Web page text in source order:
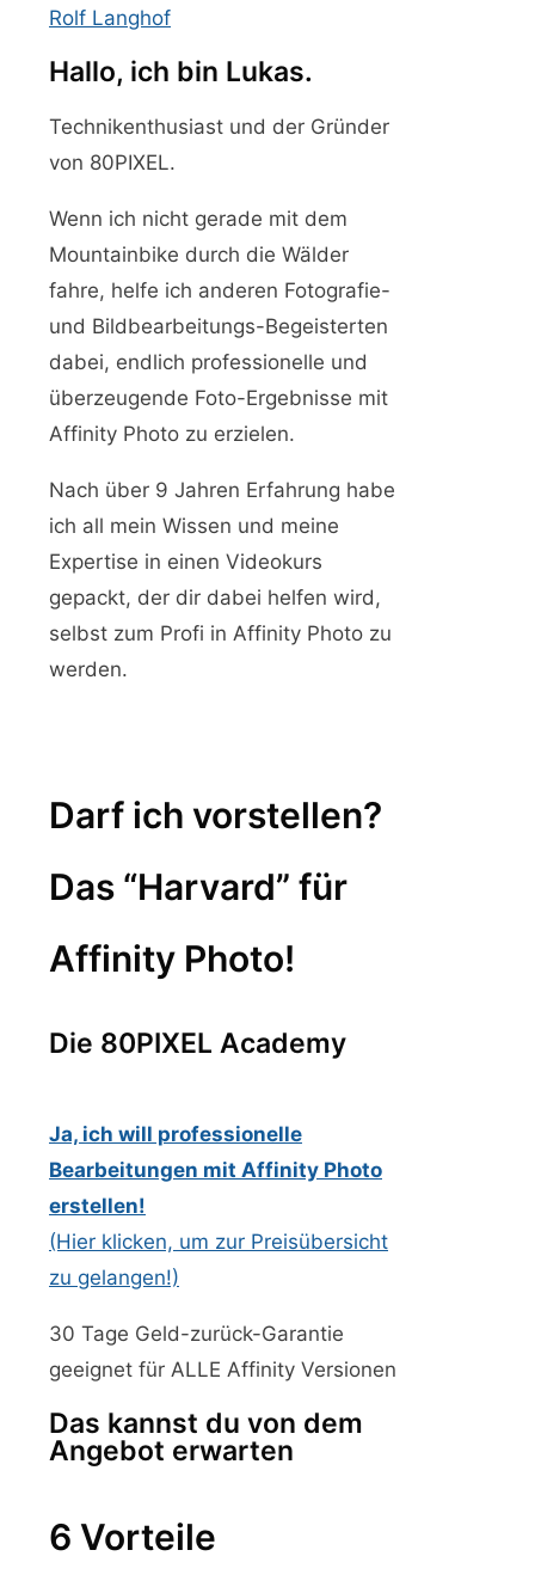
Rolf Langhof
Hallo, ich bin Lukas.
Technikenthusiast und der Gründer
von 80PIXEL.
Wenn ich nicht gerade mit dem
Mountainbike durch die Wälder
fahre, helfe ich anderen Fotografie-
und Bildbearbeitungs-Begeisterten
dabei, endlich professionelle und
überzeugende Foto-Ergebnisse mit
Affinity Photo zu erzielen.
Nach über 9 Jahren Erfahrung habe
ich all mein Wissen und meine
Expertise in einen Videokurs
gepackt, der dir dabei helfen wird,
selbst zum Profi in Affinity Photo zu
werden.
Darf ich vorstellen?
Das “Harvard” für
Affinity Photo!
Die 80PIXEL Academy
Ja, ich will professionelle
Bearbeitungen mit Affinity Photo
erstellen!
(Hier klicken, um zur Preisübersicht
zu gelangen!)
30 Tage Geld-zurück-Garantie
geeignet für ALLE Affinity Versionen
Das kannst du von dem
Angebot erwarten
6 Vorteile